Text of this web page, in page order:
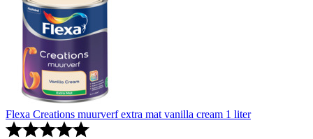
Flexa Creations muurverf extra mat vanilla cream 1 liter